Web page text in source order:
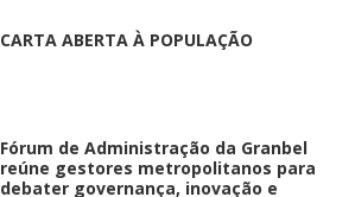
CARTA ABERTA À POPULAÇÃO
Fórum de Administração da Granbel
reúne gestores metropolitanos para
debater governança, inovação e